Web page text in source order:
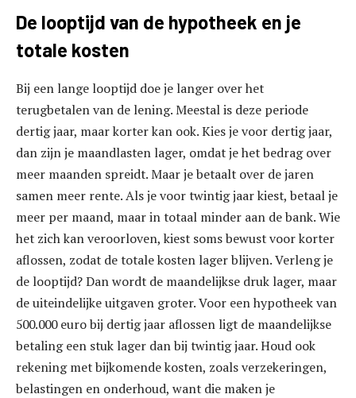
De looptijd van de hypotheek en je
totale kosten
Bij een lange looptijd doe je langer over het
terugbetalen van de lening. Meestal is deze periode
dertig jaar, maar korter kan ook. Kies je voor dertig jaar,
dan zijn je maandlasten lager, omdat je het bedrag over
meer maanden spreidt. Maar je betaalt over de jaren
samen meer rente. Als je voor twintig jaar kiest, betaal je
meer per maand, maar in totaal minder aan de bank. Wie
het zich kan veroorloven, kiest soms bewust voor korter
aflossen, zodat de totale kosten lager blijven. Verleng je
de looptijd? Dan wordt de maandelijkse druk lager, maar
de uiteindelijke uitgaven groter. Voor een hypotheek van
500.000 euro bij dertig jaar aflossen ligt de maandelijkse
betaling een stuk lager dan bij twintig jaar. Houd ook
rekening met bijkomende kosten, zoals verzekeringen,
belastingen en onderhoud, want die maken je